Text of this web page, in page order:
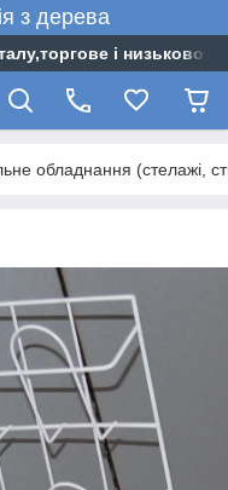
з дерева
і
обладнання (стелажі,